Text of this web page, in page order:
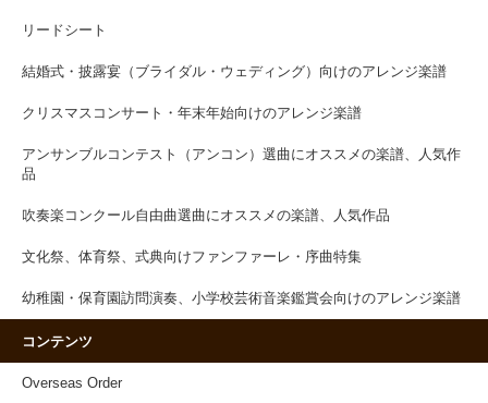
リードシート
結婚式・披露宴（ブライダル・ウェディング）向けのアレンジ楽譜
クリスマスコンサート・年末年始向けのアレンジ楽譜
アンサンブルコンテスト（アンコン）選曲にオススメの楽譜、人気作
品
吹奏楽コンクール自由曲選曲にオススメの楽譜、人気作品
文化祭、体育祭、式典向けファンファーレ・序曲特集
幼稚園・保育園訪問演奏、小学校芸術音楽鑑賞会向けのアレンジ楽譜
コンテンツ
Overseas Order